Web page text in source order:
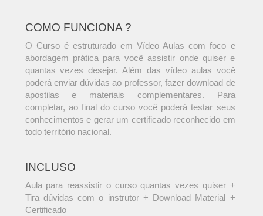
COMO FUNCIONA ?
O Curso é estruturado em Vídeo Aulas com foco e
abordagem prática para você assistir onde quiser e
quantas vezes desejar. Além das vídeo aulas você
poderá enviar dúvidas ao professor, fazer download de
apostilas e materiais complementares. Para
completar, ao final do curso você poderá testar seus
conhecimentos e gerar um certificado reconhecido em
todo território nacional.
INCLUSO
Aula para reassistir o curso quantas vezes quiser +
Tira dúvidas com o instrutor + Download Material +
Certificado